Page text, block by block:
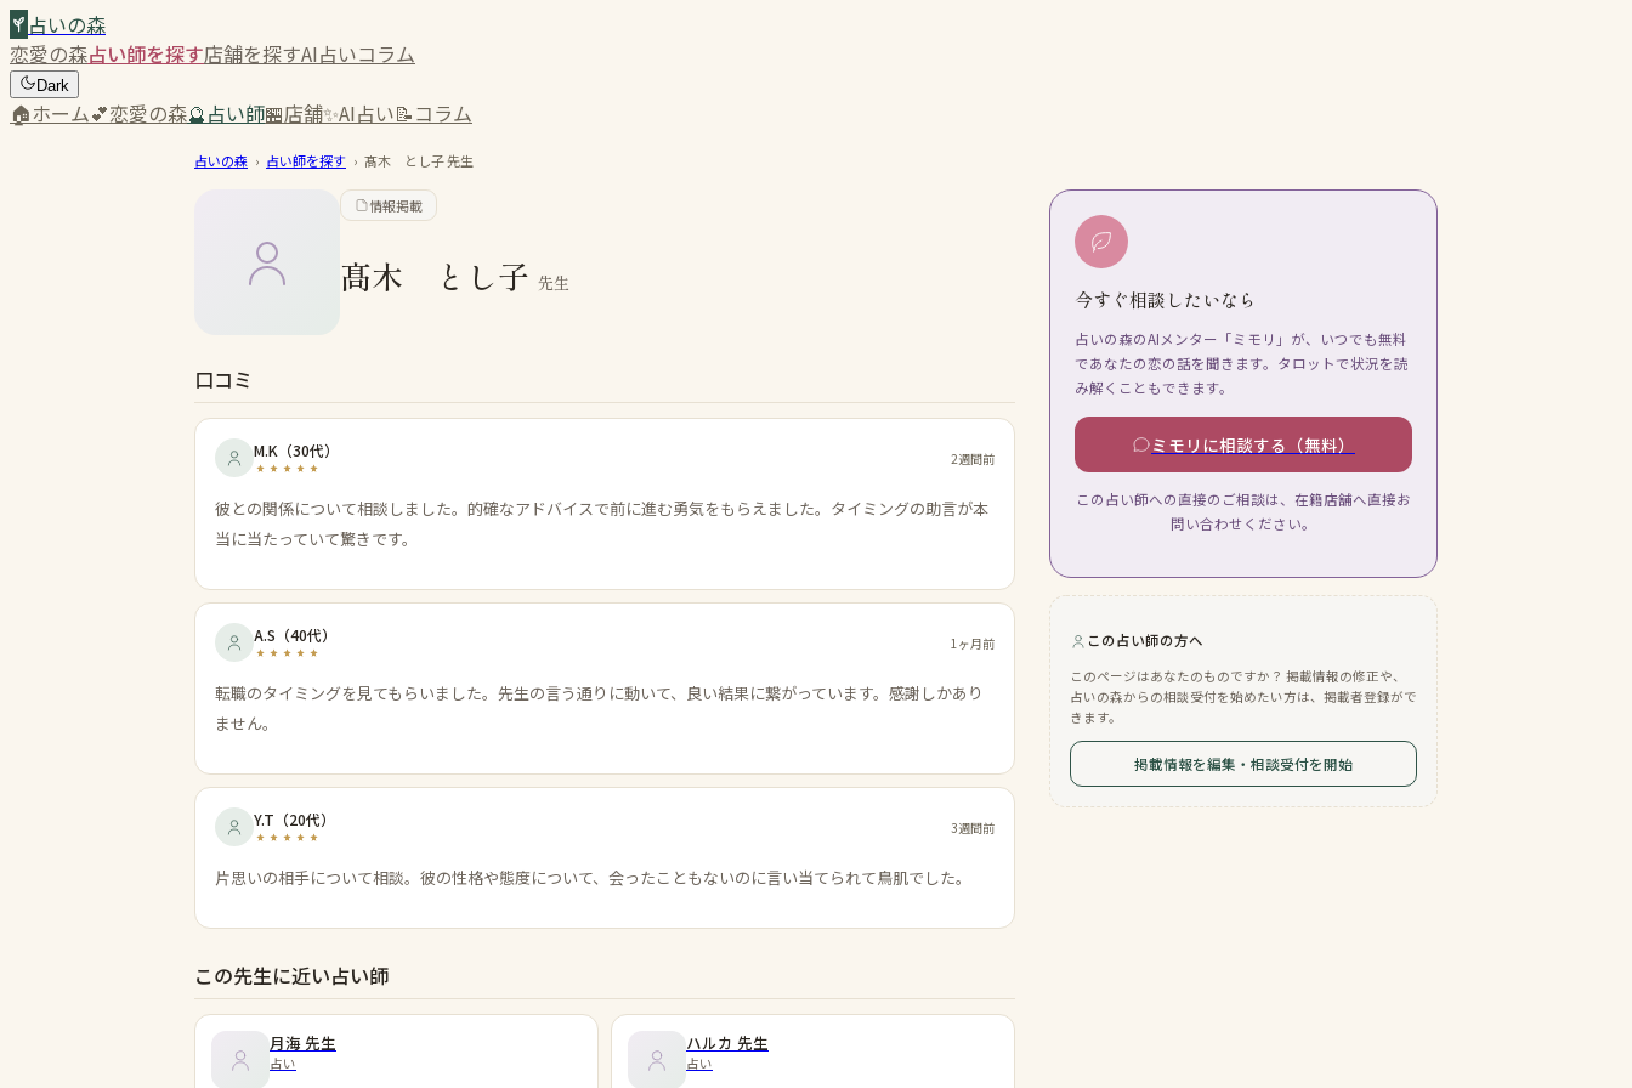
占いの森
恋愛の森占い師を探す店舗を探すAI占いコラム
Dark
🏠ホーム💕恋愛の森🔮占い師🏪店舗✨AI占い📝コラム
占いの森 › 占い師を探す › 髙木 とし子先生
情報掲載
髙木 とし子 先生
口コミ
M.K （30代） 2週間前
彼との関係について相談しました。的確なアドバイスで前に進む勇気をもらえました。タイミングの助言が本
当に当たっていて驚きです。
A.S （40代） 1ヶ月前
転職のタイミングを見てもらいました。先生の言う通りに動いて、良い結果に繋がっています。感謝しかあり
ません。
Y.T （20代） 3週間前
片思いの相手について相談。彼の性格や態度について、会ったこともないのに言い当てられて鳥肌でした。
この先生に近い占い師
月海 先生
占い
ハルカ 先生
占い
今すぐ相談したいなら
占いの森のAIメンター「ミモリ」が、いつでも無料
であなたの恋の話を聞きます。タロットで状況を読
み解くこともできます。
ミモリに相談する（無料）
この占い師への直接のご相談は、在籍店舗へ直接お
問い合わせください。
この占い師の方へ
このページはあなたのものですか？ 掲載情報の修正や、
占いの森からの相談受付を始めたい方は、掲載者登録がで
きます。
掲載情報を編集・相談受付を開始